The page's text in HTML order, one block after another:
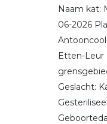
Naam kat:
06-2026
Etten-Leur
Geslacht: